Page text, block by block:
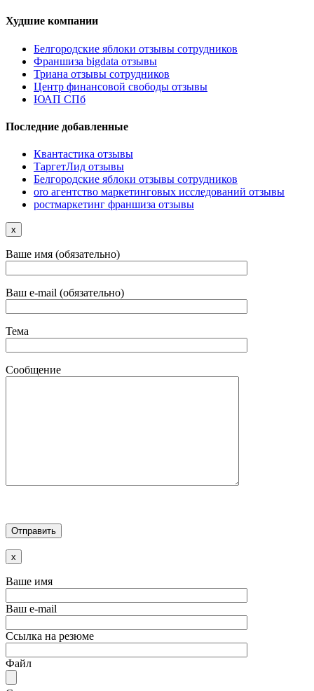
Худшие компании
Белгородские яблоки отзывы сотрудников
Франшиза bigdata отзывы
Триана отзывы сотрудников
Центр финансовой свободы отзывы
ЮАП СПб
Последние добавленные
Квантастика отзывы
ТаргетЛид отзывы
Белгородские яблоки отзывы сотрудников
oro агентство маркетинговых исследований отзывы
ростмаркетинг франшиза отзывы
x
Ваше имя (обязательно)
Ваш e-mail (обязательно)
Тема
Сообщение
x
Ваше имя
Ваш e-mail
Ссылка на резюме
Файл